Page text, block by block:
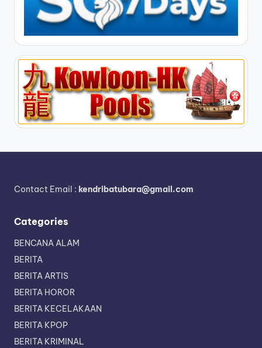
Contact Email : kendribatubara@gmail.com
Categories
BENCANA ALAM
BERITA
BERITA ARTIS
BERITA HOROR
BERITA KECELAKAAN
BERITA KPOP
BERITA KRIMINAL